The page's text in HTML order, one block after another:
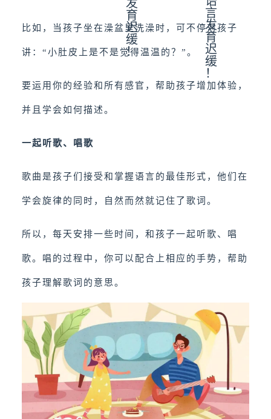
比如，当孩子坐在澡盆里洗澡时，可不停对孩子
讲：“小肚皮上是不是觉得温温的？”。
要运用你的经验和所有感官，帮助孩子增加体验，
并且学会如何描述。
一起听歌、唱歌
歌曲是孩子们接受和掌握语言的最佳形式，他们在
学会旋律的同时，自然而然就记住了歌词。
所以，每天安排一些时间，和孩子一起听歌、唱
歌。唱的过程中，你可以配合上相应的手势，帮助
孩子理解歌词的意思。